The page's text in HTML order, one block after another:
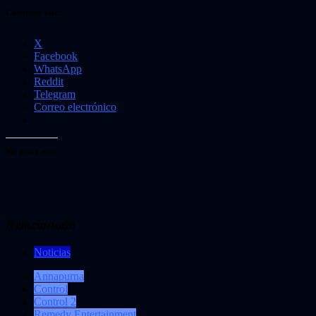
X
Facebook
WhatsApp
Reddit
Telegram
Correo electrónico
Noticias
Annapurna
Control
Control 2